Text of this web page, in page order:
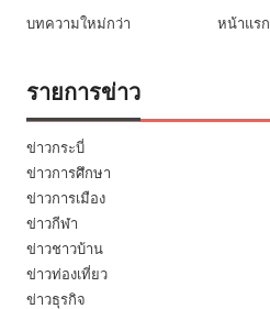
บทความใหม่กว่า หน้าแรก
รายการข่าว
ข่าวกระบี่
ข่าวการศึกษา
ข่าวการเมือง
ข่าวกีฬา
ข่าวชาวบ้าน
ข่าวท่องเที่ยว
ข่าวธุรกิจ